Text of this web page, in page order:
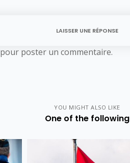
LAISSER UNE RÉPONSE
pour poster un commentaire.
YOU MIGHT ALSO LIKE
One of the following